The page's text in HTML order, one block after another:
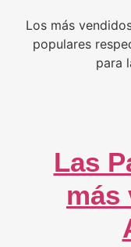
Los más
populares
para
Las
más